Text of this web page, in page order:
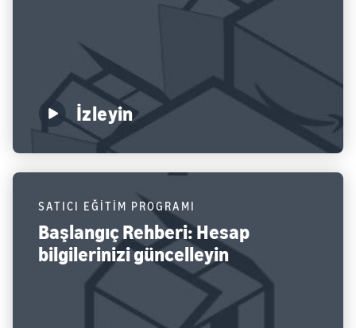
İzleyin
SATICI EĞİTİM PROGRAMI
Başlangıç Rehberi: Hesap
bilgilerinizi güncelleyin